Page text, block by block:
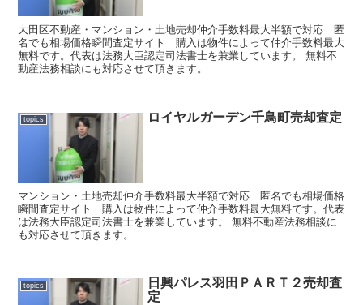
大田区不動産・マンション・土地売却仲介手数料最大半額で対応 匿
名でも相場価格瞬間査定サイト 購入は物件によって仲介手数料最大
無料です。代表は法務大臣認定司法書士を兼業しています。 無料不
動産法務相談にも対応させて頂きます。
topics ロイヤルガーデン千鳥町売却査定
マンション・土地売却仲介手数料最大半額で対応 匿名でも相場価格
瞬間査定サイト 購入は物件によって仲介手数料最大無料です。代表
は法務大臣認定司法書士を兼業しています。 無料不動産法務相談に
も対応させて頂きます。
topics
日興パレス羽田ＰＡＲＴ２売却査
定